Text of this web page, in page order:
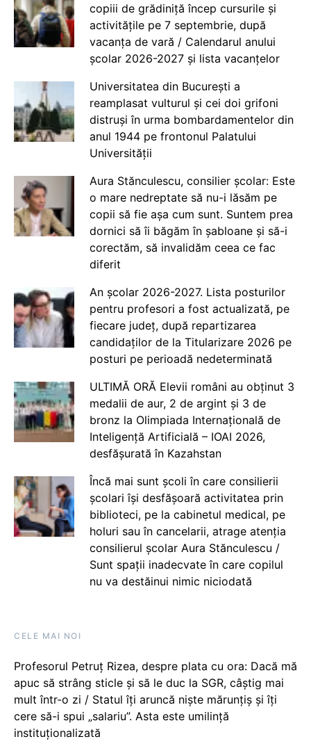
copiii de grădiniță încep cursurile și
activitățile pe 7 septembrie, după
vacanța de vară / Calendarul anului
școlar 2026-2027 și lista vacanțelor
Universitatea din București a
reamplasat vulturul și cei doi grifoni
distruși în urma bombardamentelor din
anul 1944 pe frontonul Palatului
Universității
Aura Stănculescu, consilier școlar: Este
o mare nedreptate să nu-i lăsăm pe
copii să fie așa cum sunt. Suntem prea
dornici să îi băgăm în șabloane și să-i
corectăm, să invalidăm ceea ce fac
diferit
An școlar 2026-2027. Lista posturilor
pentru profesori a fost actualizată, pe
fiecare județ, după repartizarea
candidaților de la Titularizare 2026 pe
posturi pe perioadă nedeterminată
ULTIMĂ ORĂ Elevii români au obținut 3
medalii de aur, 2 de argint și 3 de
bronz la Olimpiada Internațională de
Inteligență Artificială – IOAI 2026,
desfășurată în Kazahstan
Încă mai sunt școli în care consilierii
școlari își desfășoară activitatea prin
biblioteci, pe la cabinetul medical, pe
holuri sau în cancelarii, atrage atenția
consilierul școlar Aura Stănculescu /
Sunt spații inadecvate în care copilul
nu va destăinui nimic niciodată
CELE MAI NOI
Profesorul Petruț Rizea, despre plata cu ora: Dacă mă
apuc să strâng sticle și să le duc la SGR, câștig mai
mult într-o zi / Statul îți aruncă niște mărunțiș și îți
cere să-i spui „salariu”. Asta este umilință
instituționalizată